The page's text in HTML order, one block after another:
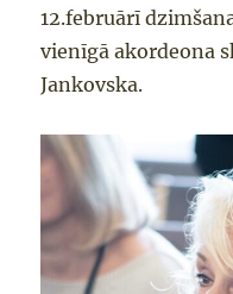
12.februārī
vienīgā akordeona
Jankovska.